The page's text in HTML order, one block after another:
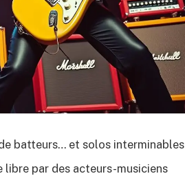
batteurs… et solos interminables
libre par des acteurs-musiciens